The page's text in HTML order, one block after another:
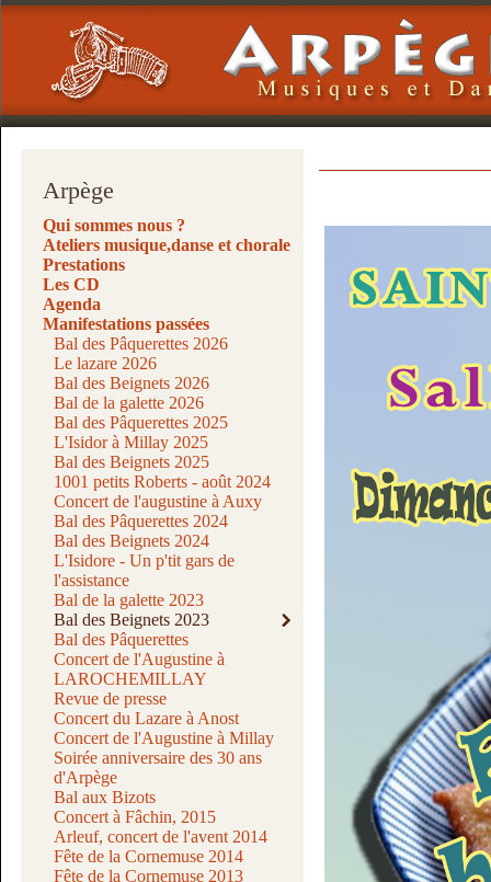
Arpège
Qui sommes nous ?
Ateliers musique,danse et chorale
Prestations
Les CD
Agenda
Manifestations passées
Bal des Pâquerettes 2026
Le lazare 2026
Bal des Beignets 2026
Bal de la galette 2026
Bal des Pâquerettes 2025
L'Isidor à Millay 2025
Bal des Beignets 2025
1001 petits Roberts - août 2024
Concert de l'augustine à Auxy
Bal des Pâquerettes 2024
Bal des Beignets 2024
L'Isidore - Un p'tit gars de
l'assistance
Bal de la galette 2023
Bal des Beignets 2023
Bal des Pâquerettes
Concert de l'Augustine à
LAROCHEMILLAY
Revue de presse
Concert du Lazare à Anost
Concert de l'Augustine à Millay
Soirée anniversaire des 30 ans
d'Arpège
Bal aux Bizots
Concert à Fâchin, 2015
Arleuf, concert de l'avent 2014
Fête de la Cornemuse 2014
Fête de la Cornemuse 2013